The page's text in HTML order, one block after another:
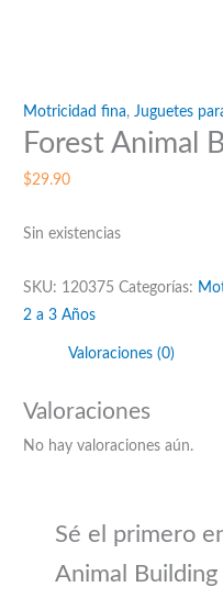
Motricidad fina,Juguetes
Forest Animal
$29.90
Sin existencias
SKU: 120375 Categorías:
2 a 3 Años
Valoraciones (0)
Valoraciones
No hay valoraciones aún.
Sé el primero
Animal Building